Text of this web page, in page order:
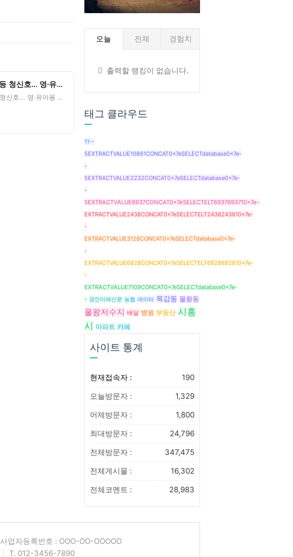
유통업계, 출산율 반등 청신호... 영∙유아용 신제품 출시 잇따라 - 뉴…
유통업계, 출산율 반등 청신호... 영∙유아용 신제품 출시 잇따라&nbsp;&nbsp;뉴스락 원문 보기이
오늘 전체 경험치
출력할 랭킹이 없습니다.
태그 클라우드
11--
5EXTRACTVALUE10861CONCAT0x7eSELECTdatabase0x7e-
-
5EXTRACTVALUE2232CONCAT0x7eSELECTdatabase0x7e-
-
5EXTRACTVALUE6937CONCAT0x7eSELECTELT6937693710x7e-
EXTRACTVALUE2438CONCAT0x7eSELECTELT2438243810x7e-
-
EXTRACTVALUE3128CONCAT0x7eSELECTdatabase0x7e-
-
EXTRACTVALUE6828CONCAT0x7eSELECTELT6828682810x7e-
-
EXTRACTVALUE7109CONCAT0x7eSELECTdatabase0x7e-
- 경인미래신문 농협 데이터 목감동 물왕동
물왕저수지 배달 병원 부동산 시흥
시 아파트 카페
사이트 통계
현재접속자 :
190
오늘방문자 :
1,329
어제방문자 :
1,800
최대방문자 :
24,796
전체방문자 :
347,475
전체게시물 :
16,302
전체코멘트 :
28,983
사업자등록번호 : OOO-OO-OOOOO
T. 012-3456-7890